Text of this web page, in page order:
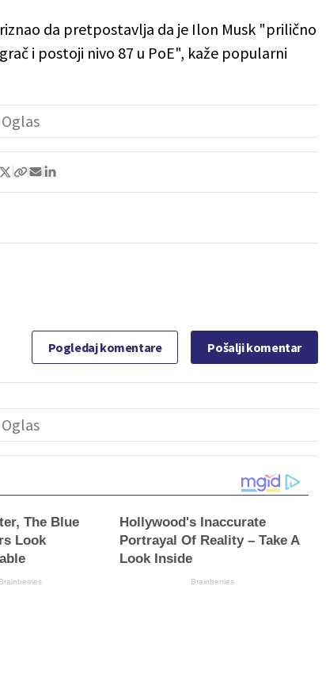
da pretpostavlja da je Ilon Musk "prilično
i postoji nivo 87 u PoE", kaže popularni
Pogledaj komentare Pošalji komentar
The Blue
Look
Brainberries
Hollywood's Inaccurate
Portrayal Of Reality – Take A
Look Inside
Brainberries